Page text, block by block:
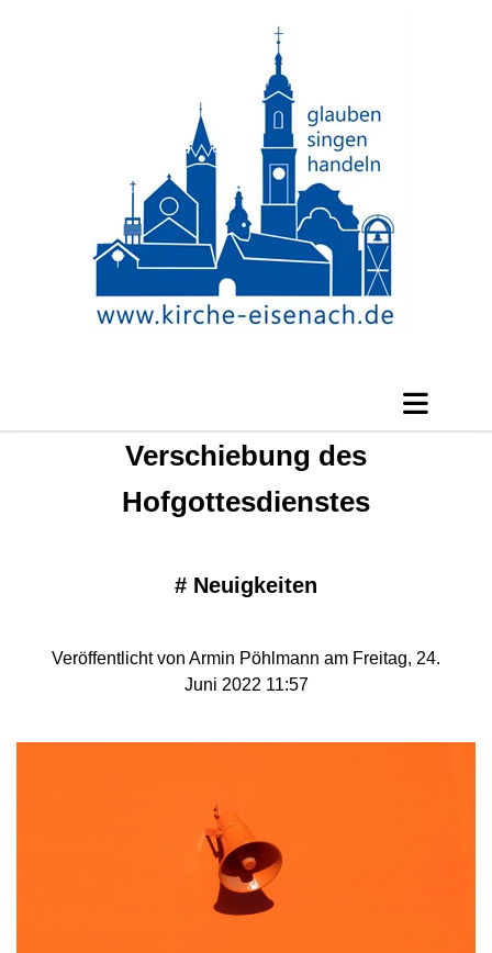
Verschiebung des
Hofgottesdienstes
# Neuigkeiten
Veröffentlicht von Armin Pöhlmann am Freitag, 24.
Juni 2022 11:57